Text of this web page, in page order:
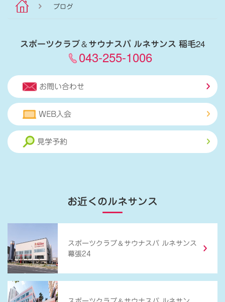
ブログ
スポーツクラブ＆サウナスパ ルネサンス 稲毛24
043-255-1006
お問い合わせ
WEB入会
見学予約
お近くのルネサンス
スポーツクラブ ＆ サウナスパ ルネサンス
幕張24